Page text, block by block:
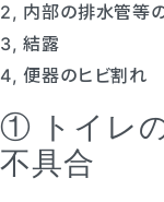
2, 内部の排水管等
3, 結露
4, 便器のヒビ割れ
① トイレ
不具合